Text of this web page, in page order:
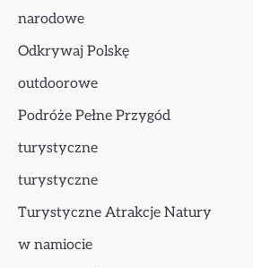
narodowe
Odkrywaj Polskę
outdoorowe
Podróże Pełne Przygód
turystyczne
turystyczne
Turystyczne Atrakcje Natury
w namiocie